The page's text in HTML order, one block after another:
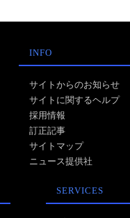
INFO
サイトからのお知らせ
サイトに関するヘルプ
採用情報
訂正記事
サイトマップ
ニュース提供社
SERVICES